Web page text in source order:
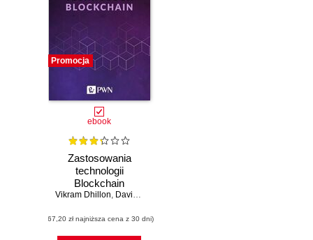
Promocja
ebook
Zastosowania
technologii
Blockchain
Vikram Dhillon, David Metcalf
(67,20 zł najniższa cena z 30 dni)